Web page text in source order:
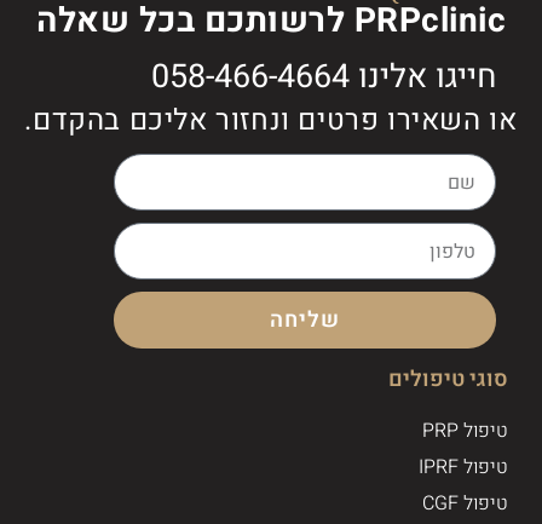
PRPclinic לרשותכם בכל שאלה
חייגו אלינו 058-466-4664
או השאירו פרטים ונחזור אליכם בהקדם.
שליחה
סוגי טיפולים
טיפול PRP
טיפול IPRF
טיפול CGF